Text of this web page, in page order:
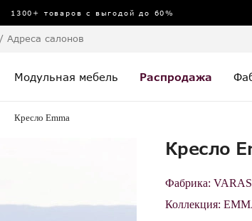
1300+ товаров с выгодой до 60%
Адреса салонов
Модульная мебель Распродажа
Кресло Emma
Кресло
Фабрика:
Коллекция: